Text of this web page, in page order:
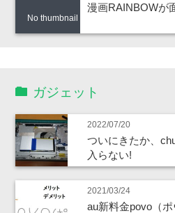
No thumbnail
漫画RAINBOWが
ガジェット
2022/07/20
ついにきたか、
入らない!
2021/03/24
au新料金povo（